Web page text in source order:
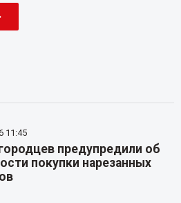
11:45
предупредили об
покупки нарезанных